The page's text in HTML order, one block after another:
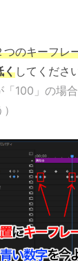
つのキーフレ
くしてくださ
「100」の場